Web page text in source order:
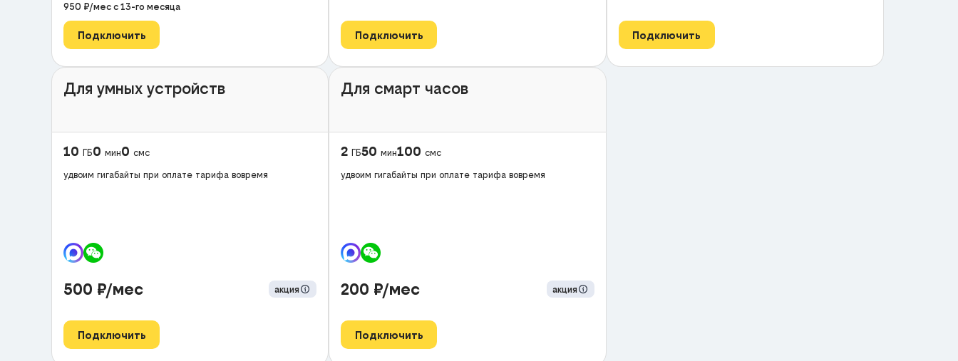
950 ₽/мес с 13-го месяца
Подключить Подключить Подключить
Для умных устройств
10 ГБ0 мин0 смс
удвоим гигабайты при оплате тарифа вовремя
500 ₽/мес акция
Подключить
Для смарт часов
2 ГБ50 мин100 смс
удвоим гигабайты при оплате тарифа вовремя
200 ₽/мес акция
Подключить